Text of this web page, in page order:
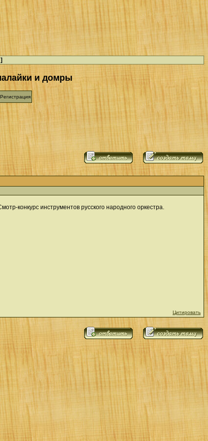
]
и домры
Регистрация
конкурс инструментов русского народного оркестра.
Цитировать